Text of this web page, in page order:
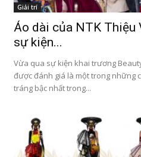
Giải trí
Áo dài của NTK Thiệu
sự kiện...
Vừa qua sự kiện khai trương
được đánh giá là một trong những
tráng bậc nhất trong...